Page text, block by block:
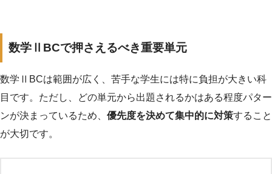
数学ⅡBCで押さえるべき重要単元
数学ⅡBCは範囲が広く、苦手な学生には特に負担が大きい科
目です。ただし、どの単元から出題されるかはある程度パター
ンが決まっているため、 優先度を決めて集中的に対策すること
が大切です。